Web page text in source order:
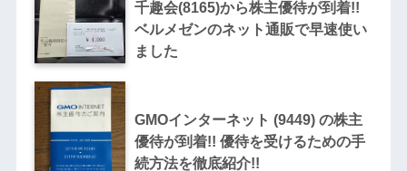
千趣会(8165)から株主優待が到着!!
ベルメゼンのネット通販で早速使い
ました
GMOインターネット (9449) の株主
優待が到着!! 優待を受けるための手
続方法を徹底紹介!!